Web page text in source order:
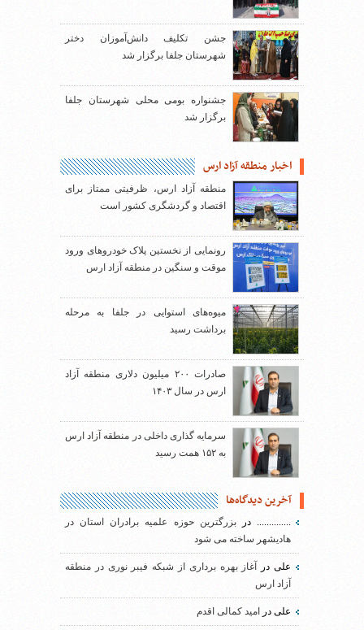
جشن تکلیف دانش‌آموزان دختر
شهرستان جلفا برگزار شد
جشنواره بومی محلی شهرستان جلفا
برگزار شد
اخبار منطقه آزاد ارس
منطقه آزاد ارس، ظرفیتی ممتاز برای
اقتصاد و گردشگری کشور است
رونمایی از نخستین پلاک خودروهای ورود
موقت و سنگین در منطقه آزاد ارس
میوه‌های استوایی در جلفا به مرحله
برداشت رسید
صادرات ۲۰۰ میلیون دلاری منطقه آزاد
ارس در سال ۱۴۰۳
سرمایه گذاری داخلی در منطقه آزاد ارس
به ۱۵۲ همت رسید
آخرین دیدگاه‌ها
..............دربزرگترین حوزه علمیه برادران استان در
هادیشهر ساخته می شود
علیدر
آغاز بهره برداری از شبکه فیبر نوری در منطقه
آزاد ارس
علی در امید کمالی اقدم